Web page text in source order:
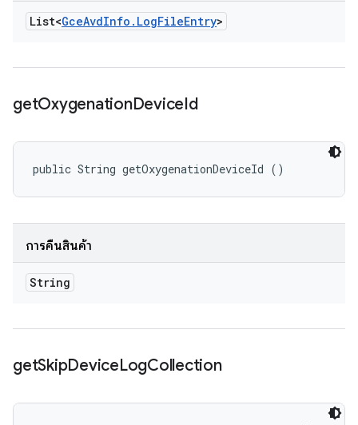
List<GceAvdInfo . LogFileEntry>
getOxygenationDeviceId
public String getOxygenationDeviceId ()
การคืนสินค้า
String
getSkipDeviceLogCollection